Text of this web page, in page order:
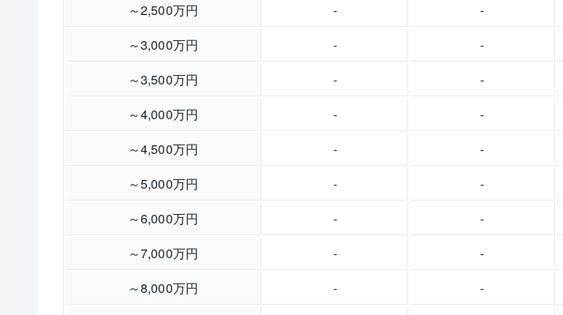
～2,500万円
- -
～3,000万円
- -
～3,500万円
- -
～4,000万円
- -
～4,500万円
- -
～5,000万円
- -
～6,000万円
- -
～7,000万円
- -
～8,000万円
- -